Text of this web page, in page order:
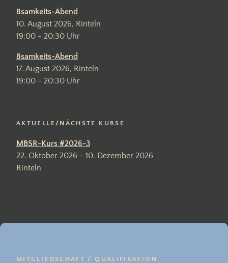
8samkeits-Abend
10. August 2026, Rinteln
19:00 - 20:30 Uhr
8samkeits-Abend
17. August 2026, Rinteln
19:00 - 20:30 Uhr
AKTUELLE/NÄCHSTE KURSE
MBSR-Kurs #2026-3
22. Oktober 2026 - 10. Dezember 2026
Rinteln
MITGLIEDSCHAFT / QUALIFIKATION